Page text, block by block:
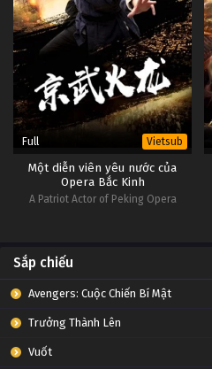
Full Vietsub
Một diễn viên yêu nước của
Opera Bắc Kinh
A Patriot Actor of Peking Opera
Sắp chiếu
Avengers: Cuộc Chiến Bí Mật
Trưởng Thành Lên
Vuốt